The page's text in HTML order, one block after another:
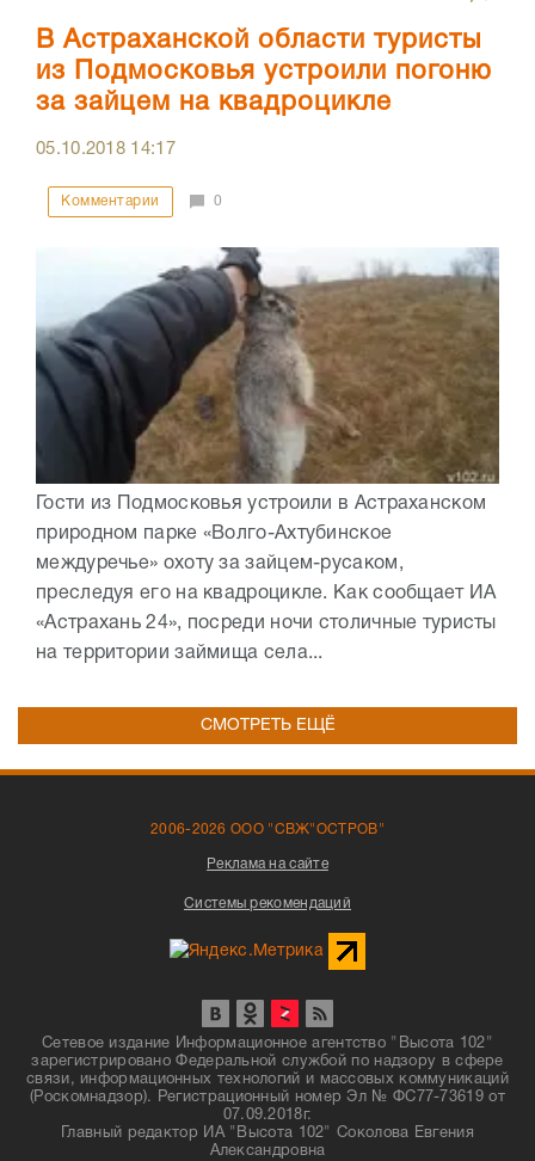
В Астраханской области туристы
из Подмосковья устроили погоню
за зайцем на квадроцикле
05.10.2018 14:17
Комментарии 0
Гости из Подмосковья устроили в Астраханском
природном парке «Волго-Ахтубинское
междуречье» охоту за зайцем-русаком,
преследуя его на квадроцикле. Как сообщает ИА
«Астрахань 24», посреди ночи столичные туристы
на территории займища села...
СМОТРЕТЬ ЕЩЁ
2006-2026 ООО "СВЖ"ОСТРОВ"
Реклама на сайте
Системы рекомендаций
Сетевое издание Информационное агентство "Высота 102"
зарегистрировано Федеральной службой по надзору в сфере
связи, информационных технологий и массовых коммуникаций
(Роскомнадзор). Регистрационный номер Эл № ФС77-73619 от
07.09.2018г.
Главный редактор ИА "Высота 102" Соколова Евгения
Александровна